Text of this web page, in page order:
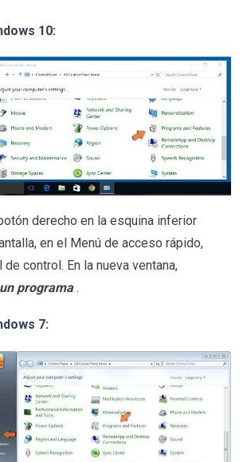
10:
derecho en la esquina inferior
en el Menú de acceso rápido,
control. En la nueva ventana,
programa .
7: